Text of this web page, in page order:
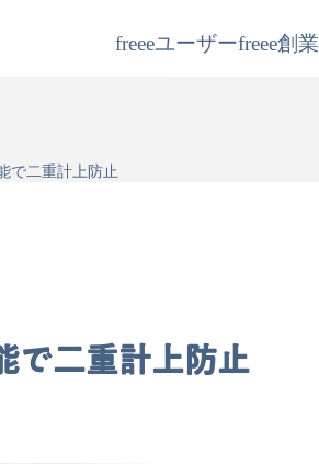
freeeユーザーfreee創業
で二重計上防止
で二重計上防止